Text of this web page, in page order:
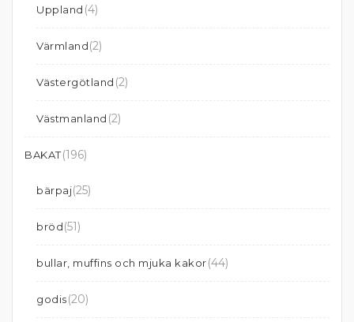
Uppland (4)
Värmland(2)
Västergötland (2)
Västmanland (2)
BAKAT(196)
bärpaj(25)
bröd(51)
bullar, muffins och mjuka kakor(44)
godis(20)